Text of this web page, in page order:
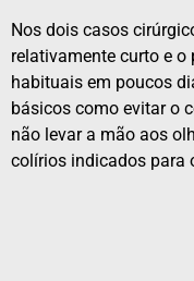
Nos dois casos
relativamente curto e
habituais em poucos
básicos como evitar o
não levar a mão aos
colírios indicados para